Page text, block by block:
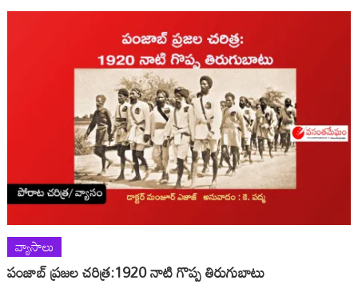
వ్యాసాలు
పంజాబ్ ప్రజల చరిత్ర:1920 నాటి గొప్ప తిరుగుబాటు